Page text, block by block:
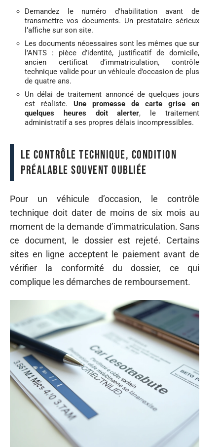
Demandez le numéro d’habilitation avant de
transmettre vos documents. Un prestataire sérieux
l’affiche sur son site.
Les documents nécessaires sont les mêmes que sur
l’ANTS : pièce d’identité, justificatif de domicile,
ancien certificat d’immatriculation, contrôle
technique valide pour un véhicule d’occasion de plus
de quatre ans.
Un délai de traitement annoncé de quelques jours
est réaliste. Une promesse de carte grise en
quelques heures doit alerter, le traitement
administratif a ses propres délais incompressibles.
Le contrôle technique, condition
préalable souvent oubliée
Pour un véhicule d’occasion, le contrôle
technique doit dater de moins de six mois au
moment de la demande d’immatriculation. Sans
ce document, le dossier est rejeté. Certains
sites en ligne acceptent le paiement avant de
vérifier la conformité du dossier, ce qui
complique les démarches de remboursement.